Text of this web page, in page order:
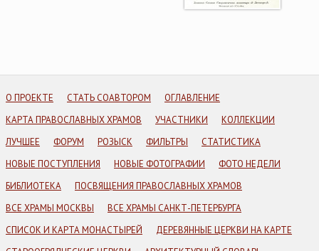
О ПРОЕКТЕ СТАТЬ СОАВТОРОМ
ОГЛАВЛЕНИЕ
КАРТА ПРАВОСЛАВНЫХ ХРАМОВ
УЧАСТНИКИ
КОЛЛЕКЦИИ
ЛУЧШЕЕ
ФОРУМ РОЗЫСК ФИЛЬТРЫ
СТАТИСТИКА
НОВЫЕ ПОСТУПЛЕНИЯ
НОВЫЕ ФОТОГРАФИИ
ФОТО НЕДЕЛИ
БИБЛИОТЕКА
ПОСВЯЩЕНИЯ ПРАВОСЛАВНЫХ ХРАМОВ
ВСЕ ХРАМЫ МОСКВЫ
ВСЕ ХРАМЫ САНКТ-ПЕТЕРБУРГА
СПИСОК И КАРТА МОНАСТЫРЕЙ
ДЕРЕВЯННЫЕ ЦЕРКВИ НА КАРТЕ